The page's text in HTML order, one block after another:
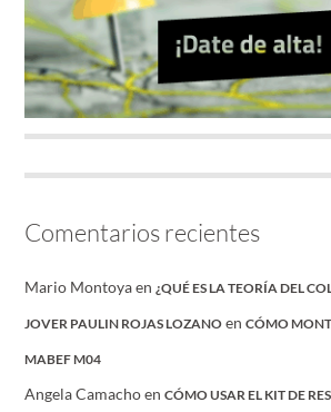
Comentarios recientes
Mario Montoyaen ¿QUÉ ES LA TEORÍA DEL
JOVER PAULIN ROJAS LOZANO enCÓMO
MABEF M04
Angela CamachoenCÓMO USAR EL KIT DE